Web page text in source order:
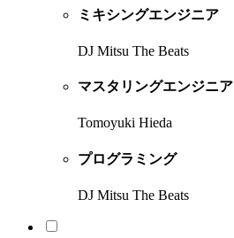
ミキシングエンジニア
DJ Mitsu The Beats
マスタリングエンジニア
Tomoyuki Hieda
プログラミング
DJ Mitsu The Beats